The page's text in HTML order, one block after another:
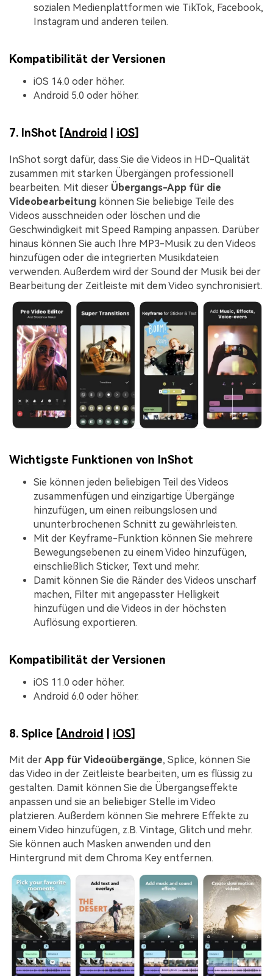
sozialen Medienplattformen wie TikTok, Facebook,
Instagram und anderen teilen.
Kompatibilität der Versionen
iOS 14.0 oder höher.
Android 5.0 oder höher.
7. InShot [Android iOS]
InShot sorgt dafür, dass Sie die Videos in HD-Qualität
zusammen mit starken Übergängen professionell
bearbeiten. Mit dieser Übergangs-App für die
Videobearbeitung können Sie beliebige Teile des
Videos ausschneiden oder löschen und die
Geschwindigkeit mit Speed Ramping anpassen. Darüber
hinaus können Sie auch Ihre MP3-Musik zu den Videos
hinzufügen oder die integrierten Musikdateien
verwenden. Außerdem wird der Sound der Musik bei der
Bearbeitung der Zeitleiste mit dem Video synchronisiert.
Wichtigste Funktionen von InShot
Sie können jeden beliebigen Teil des Videos
zusammenfügen und einzigartige Übergänge
hinzufügen, um einen reibungslosen und
ununterbrochenen Schnitt zu gewährleisten.
Mit der Keyframe-Funktion können Sie mehrere
Bewegungsebenen zu einem Video hinzufügen,
einschließlich Sticker, Text und mehr.
Damit können Sie die Ränder des Videos unscharf
machen, Filter mit angepasster Helligkeit
hinzufügen und die Videos in der höchsten
Auflösung exportieren.
Kompatibilität der Versionen
iOS 11.0 oder höher.
Android 6.0 oder höher.
8. Splice [Android iOS]
Mit der App für Videoübergänge, Splice, können Sie
das Video in der Zeitleiste bearbeiten, um es flüssig zu
gestalten. Damit können Sie die Übergangseffekte
anpassen und sie an beliebiger Stelle im Video
platzieren. Außerdem können Sie mehrere Effekte zu
einem Video hinzufügen, z.B. Vintage, Glitch und mehr.
Sie können auch Masken anwenden und den
Hintergrund mit dem Chroma Key entfernen.